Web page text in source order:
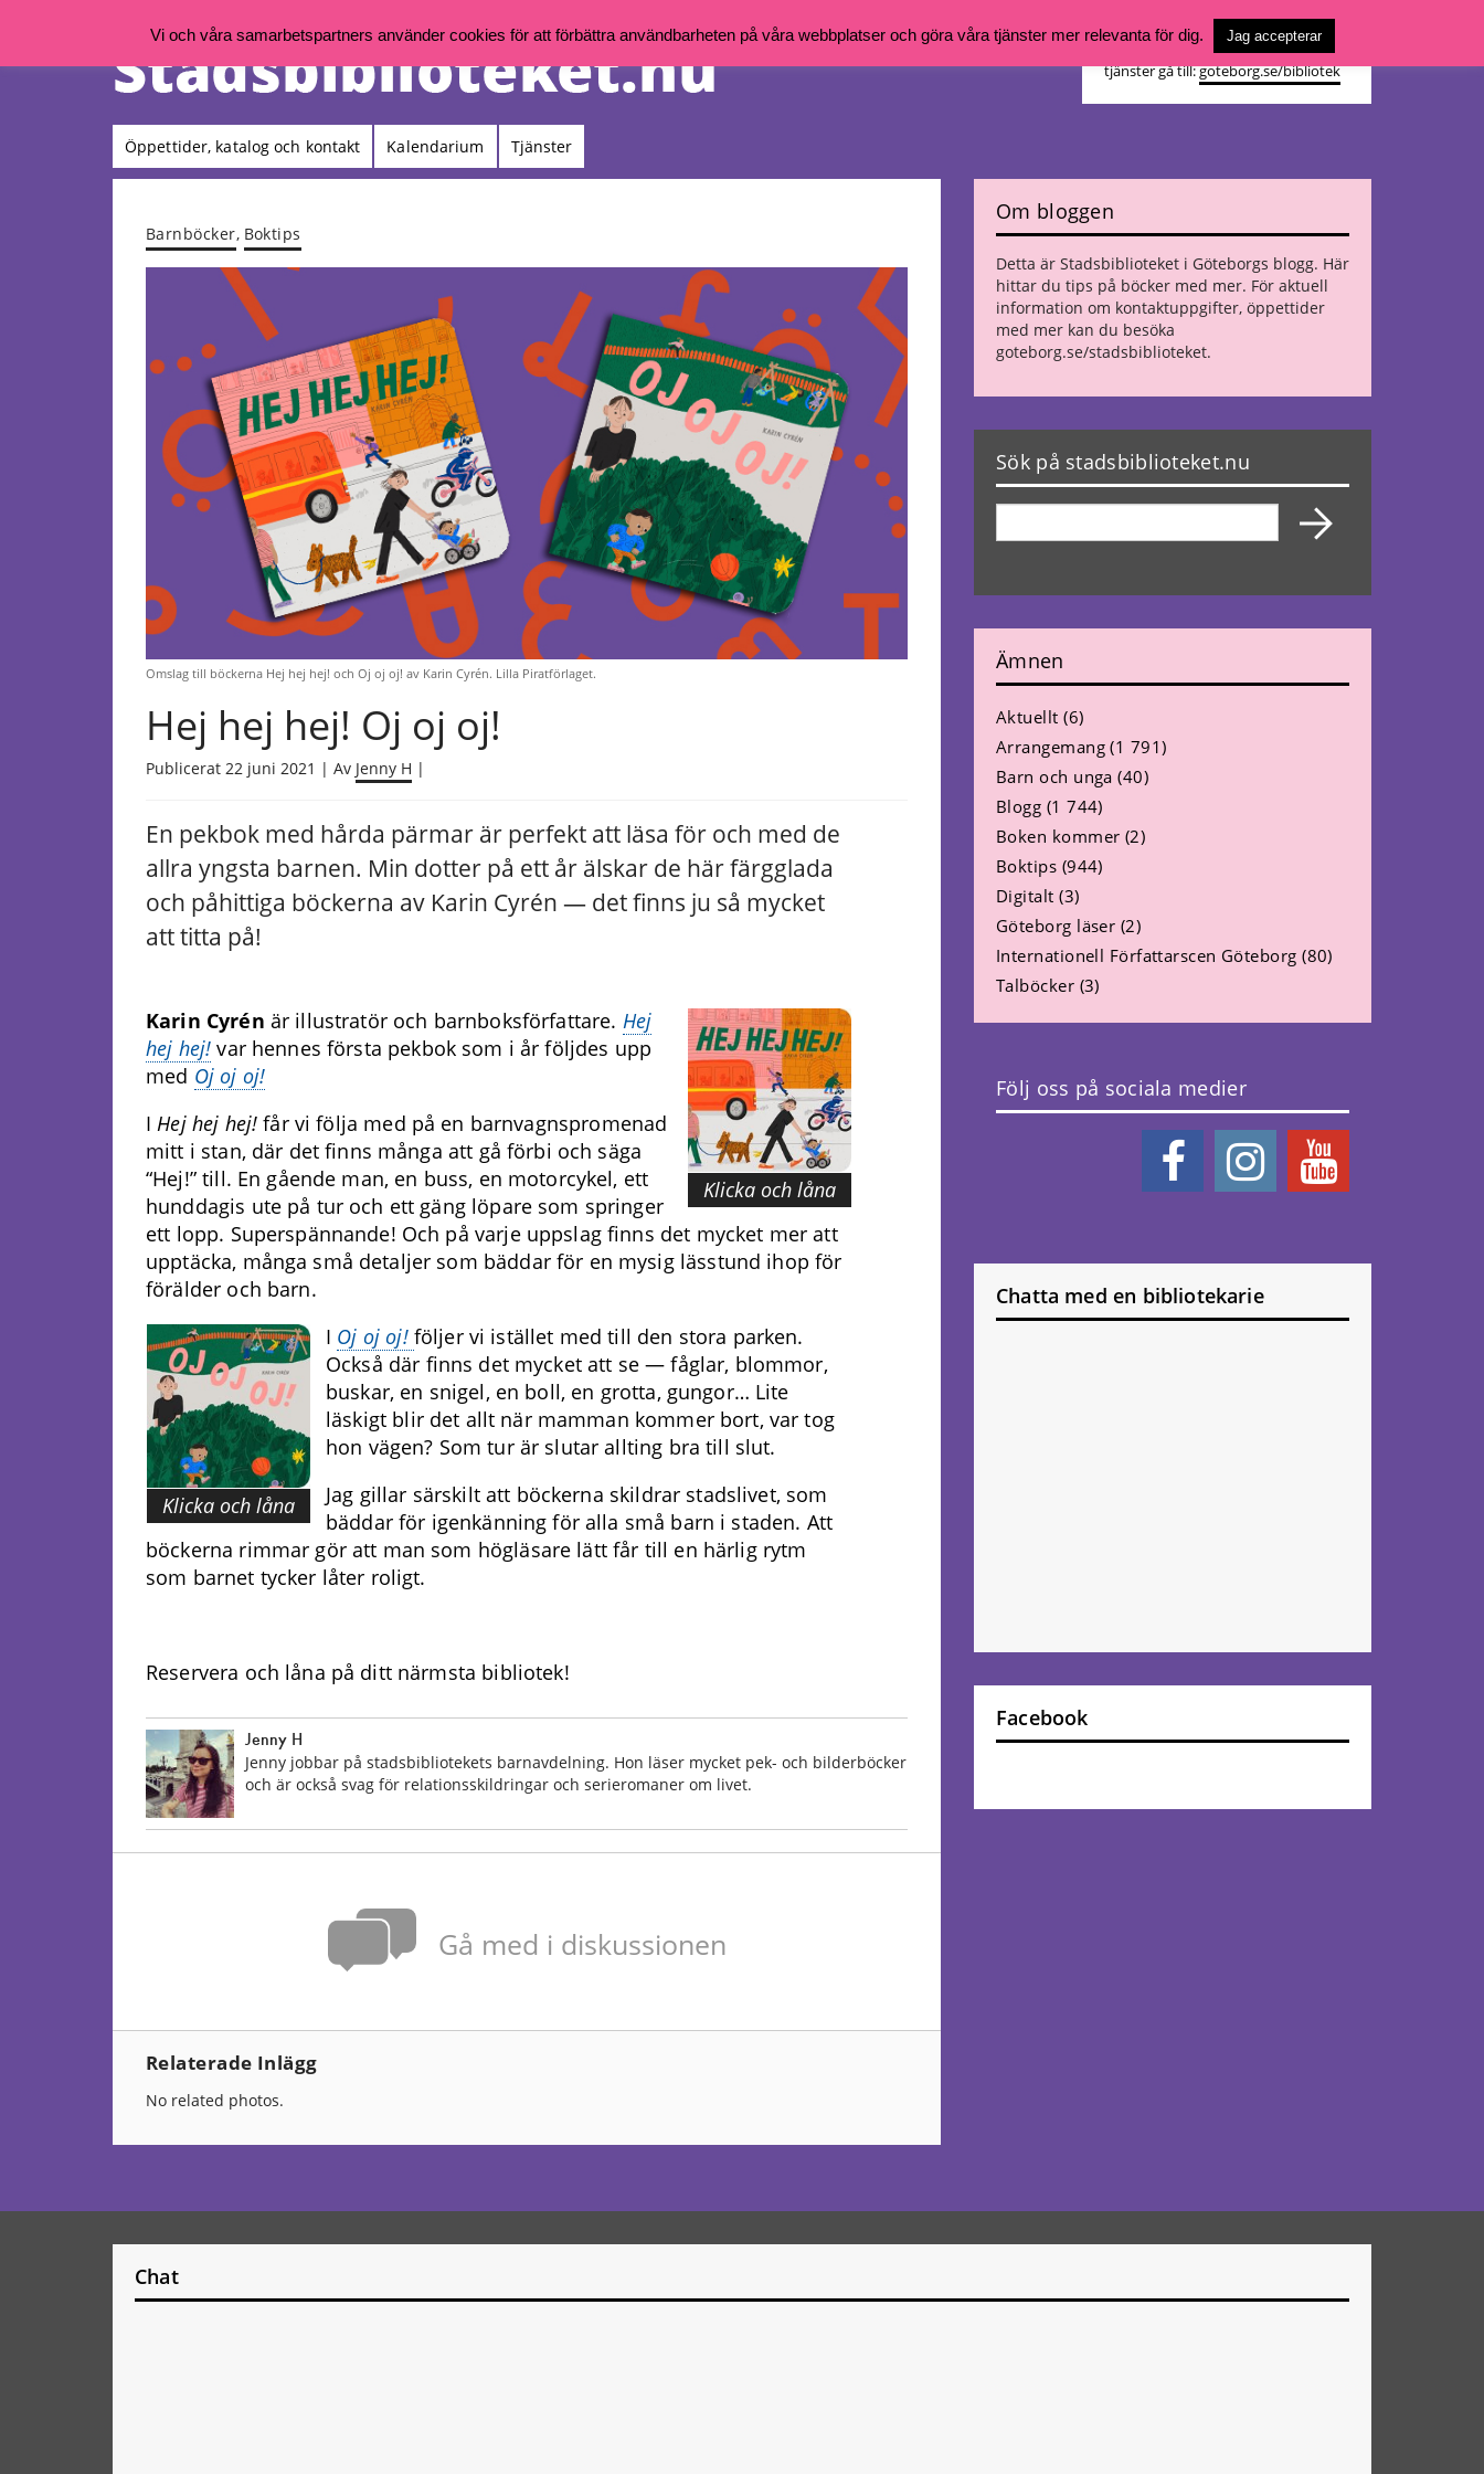
Öppettider, katalog och kontakt Kalendarium Tjänster
Vill du söka böcker, logga in på ditt
bibliotekskonto eller nå övriga
tjänster gå till:goteborg.se/bibliotek
Barnböcker, Boktips
Omslag till böckerna Hej hej hej! och Oj oj oj! av Karin Cyrén. Lilla Piratförlaget.
Hej hej hej! Oj oj oj!
Publicerat 22 juni 2021 | Av Jenny H |
En pekbok med hårda pärmar är perfekt att läsa för och med de
allra yngsta barnen. Min dotter på ett år älskar de här färgglada
och påhittiga böckerna av Karin Cyrén — det finns ju så mycket
att titta på!
Klicka och låna
Karin Cyrén är illustratör och barnboksförfattare. Hej
hej hej! var hennes första pekbok som i år följdes upp
med Oj oj oj!
IHej hej hej! får vi följa med på en barnvagnspromenad
mitt i stan, där det finns många att gå förbi och säga
“Hej!” till. En gående man, en buss, en motorcykel, ett
hunddagis ute på tur och ett gäng löpare som springer
ett lopp. Superspännande! Och på varje uppslag finns det mycket mer att
upptäcka, många små detaljer som bäddar för en mysig lässtund ihop för
förälder och barn.
Klicka och låna
I Oj oj oj! följer vi istället med till den stora parken.
Också där finns det mycket att se — fåglar, blommor,
buskar, en snigel, en boll, en grotta, gungor… Lite
läskigt blir det allt när mamman kommer bort, var tog
hon vägen? Som tur är slutar allting bra till slut.
Jag gillar särskilt att böckerna skildrar stadslivet, som
bäddar för igenkänning för alla små barn i staden. Att
böckerna rimmar gör att man som högläsare lätt får till en härlig rytm
som barnet tycker låter roligt.
Reservera och låna på ditt närmsta bibliotek!
Jenny H
Jenny jobbar på stadsbibliotekets barnavdelning. Hon läser mycket pek- och bilderböcker
och är också svag för relationsskildringar och serieromaner om livet.
Gå med i diskussionen
Relaterade Inlägg
No related photos.
Om bloggen
Detta är Stadsbiblioteket i Göteborgs blogg. Här
hittar du tips på böcker med mer. För aktuell
information om kontaktuppgifter, öppettider
med mer kan du besöka
goteborg.se/stadsbiblioteket.
Sök på stadsbiblioteket.nu
Ämnen
Aktuellt (6)
Arrangemang(1 791)
Barn och unga (40)
Blogg (1 744)
Boken kommer (2)
Boktips (944)
Digitalt (3)
Göteborg läser (2)
Internationell Författarscen Göteborg (80)
Talböcker (3)
Följ oss på sociala medier
Chatta med en bibliotekarie
Facebook
Chat
Vi och våra samarbetspartners använder cookies för att förbättra användbarheten på våra webbplatser och göra våra tjänster mer relevanta för dig. Jag accepterar